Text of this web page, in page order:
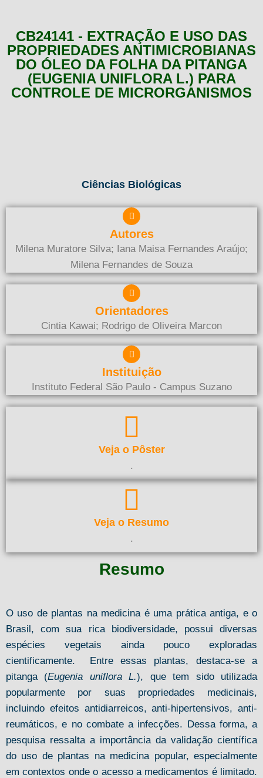
CB24141 - EXTRAÇÃO E USO DAS
PROPRIEDADES ANTIMICROBIANAS
DO ÓLEO DA FOLHA DA PITANGA
(EUGENIA UNIFLORA L.) PARA
CONTROLE DE MICRORGANISMOS
Ciências Biológicas
Autores
Milena Muratore Silva; Iana Maisa Fernandes Araújo;
Milena Fernandes de Souza
Orientadores
Cintia Kawai; Rodrigo de Oliveira Marcon
Instituição
Instituto Federal São Paulo - Campus Suzano
Veja o Pôster
.
Veja o Resumo
.
Resumo
O uso de plantas na medicina é uma prática antiga, e o
Brasil, com sua rica biodiversidade, possui diversas
espécies vegetais ainda pouco exploradas
cientificamente. Entre essas plantas, destaca-se a
pitanga (Eugenia uniflora L.), que tem sido utilizada
popularmente por suas propriedades medicinais,
incluindo efeitos antidiarreicos, anti-hipertensivos, anti-
reumáticos, e no combate a infecções. Dessa forma, a
pesquisa ressalta a importância da validação científica
do uso de plantas na medicina popular, especialmente
em contextos onde o acesso a medicamentos é limitado.